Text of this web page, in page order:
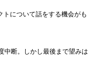
トについて話をする機会がも
中断。しかし最後まで望みは